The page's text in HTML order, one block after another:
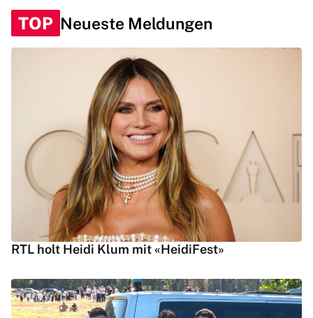
TOP Neueste Meldungen
RTL holt Heidi Klum mit «HeidiFest»